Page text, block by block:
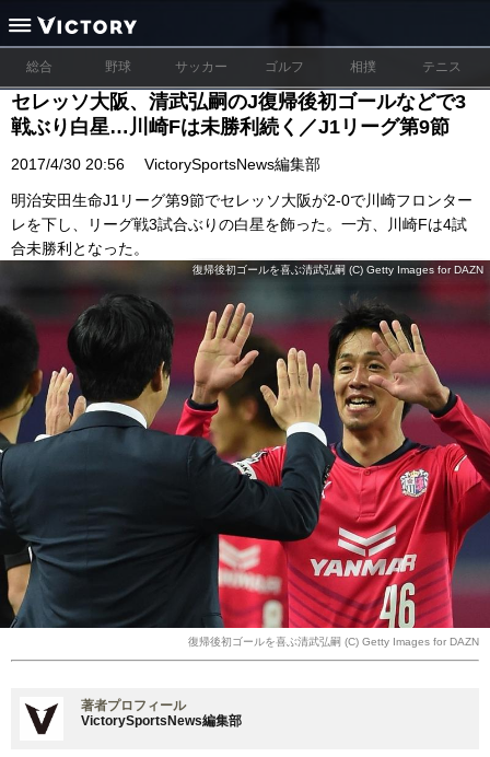
総合 野球 サッカー ゴルフ 相撲 テニス
セレッソ大阪、清武弘嗣のJ復帰後初ゴールなどで3
戦ぶり白星…川崎Fは未勝利続く／J1リーグ第9節
2017/4/30 20:56 VictorySportsNews編集部
明治安田生命J1リーグ第9節でセレッソ大阪が2-0で川崎フロンター
レを下し、リーグ戦3試合ぶりの白星を飾った。一方、川崎Fは4試
合未勝利となった。
復帰後初ゴールを喜ぶ清武弘嗣 (C) Getty Images for DAZN
復帰後初ゴールを喜ぶ清武弘嗣 (C) Getty Images for DAZN
著者プロフィール
VictorySportsNews編集部